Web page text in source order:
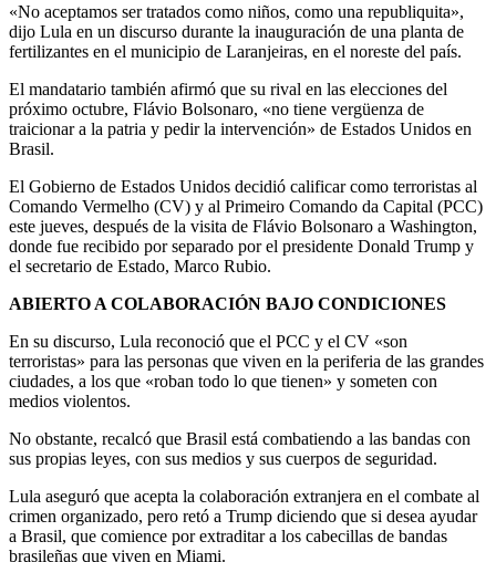
«No aceptamos ser tratados como niños, como una republiquita»,
dijo Lula en un discurso durante la inauguración de una planta de
fertilizantes en el municipio de Laranjeiras, en el noreste del país.
El mandatario también afirmó que su rival en las elecciones del
próximo octubre, Flávio Bolsonaro, «no tiene vergüenza de
traicionar a la patria y pedir la intervención» de Estados Unidos en
Brasil.
El Gobierno de Estados Unidos decidió calificar como terroristas al
Comando Vermelho (CV) y al Primeiro Comando da Capital (PCC)
este jueves, después de la visita de Flávio Bolsonaro a Washington,
donde fue recibido por separado por el presidente Donald Trump y
el secretario de Estado, Marco Rubio.
ABIERTO A COLABORACIÓN BAJO CONDICIONES
En su discurso, Lula reconoció que el PCC y el CV «son
terroristas» para las personas que viven en la periferia de las grandes
ciudades, a los que «roban todo lo que tienen» y someten con
medios violentos.
No obstante, recalcó que Brasil está combatiendo a las bandas con
sus propias leyes, con sus medios y sus cuerpos de seguridad.
Lula aseguró que acepta la colaboración extranjera en el combate al
crimen organizado, pero retó a Trump diciendo que si desea ayudar
a Brasil, que comience por extraditar a los cabecillas de bandas
brasileñas que viven en Miami.